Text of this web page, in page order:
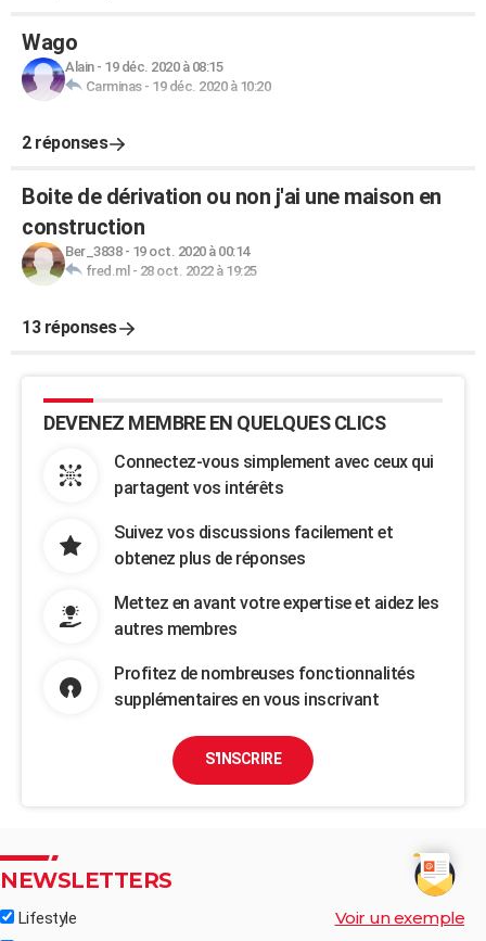
Wago
Alain- 19 déc. 2020 à 08:15
Carminas- 19 déc. 2020 à 10:20
2 réponses
Boite de dérivation ou non j'ai une maison en
construction
Ber_3838- 19 oct. 2020 à 00:14
fred.ml - 28 oct. 2022 à 19:25
13 réponses
DEVENEZ MEMBRE EN QUELQUES CLICS
Connectez-vous simplement avec ceux qui
partagent vos intérêts
Suivez vos discussions facilement et
obtenez plus de réponses
Mettez en avant votre expertise et aidez les
autres membres
Profitez de nombreuses fonctionnalités
supplémentaires en vous inscrivant
S'INSCRIRE
NEWSLETTERS
Lifestyle Voir un exemple